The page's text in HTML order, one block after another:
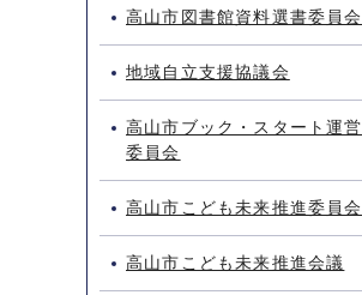
高山市図書館資料選書委員会
地域自立支援協議会
高山市ブック・スタート運営
委員会
高山市こども未来推進委員会
高山市こども未来推進会議